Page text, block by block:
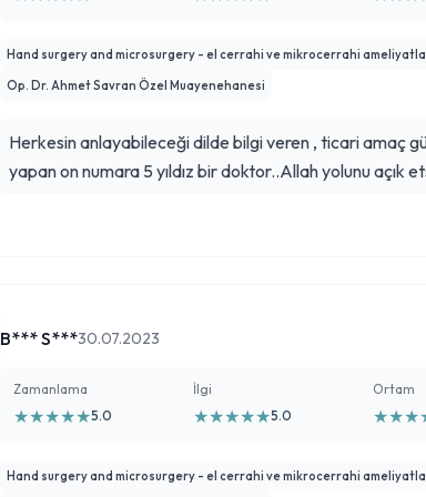
Hand surgery and microsurgery - el cerrahi ve mikrocerrahi
Op. Dr. Ahmet Savran Özel Muayenehanesi
Herkesin anlayabileceği dilde bilgi veren , ticari amaç
yapan on numara 5 yıldız bir doktor..Allah yolunu açık
B*** S***30.07.2023
Zamanlama
★★★★★5.0
İlgi
★★★★★5.0
Ortam
★★★
Hand surgery and microsurgery - el cerrahi ve mikrocerrahi